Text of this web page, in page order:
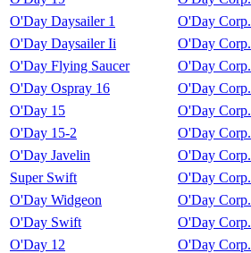
O'Day Daysailer 1 O'Day Corp.
O'Day Daysailer Ii O'Day Corp.
O'Day Flying Saucer O'Day Corp.
O'Day Ospray 16 O'Day Corp.
O'Day 15 O'Day Corp.
O'Day 15-2 O'Day Corp.
O'Day Javelin O'Day Corp.
Super Swift O'Day Corp.
O'Day Widgeon O'Day Corp.
O'Day Swift O'Day Corp.
O'Day 12 O'Day Corp.